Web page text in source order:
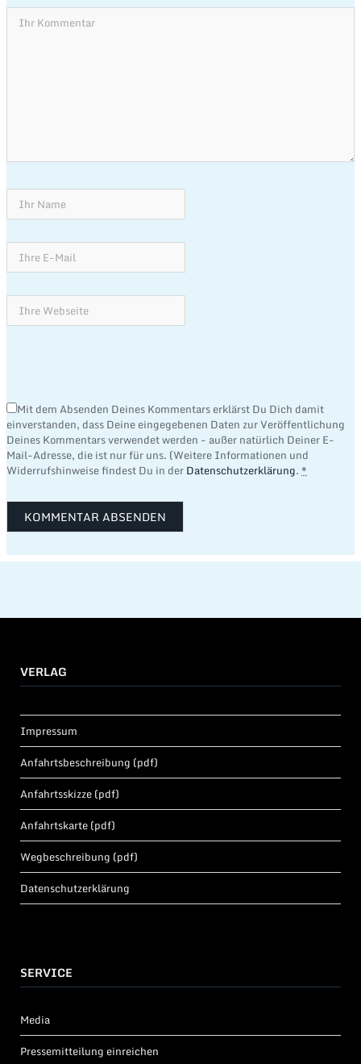
Mit dem Absenden Deines Kommentars erklärst Du Dich damit
einverstanden, dass Deine eingegebenen Daten zur Veröffentlichung
Deines Kommentars verwendet werden - außer natürlich Deiner E-
Mail-Adresse, die ist nur für uns. (Weitere Informationen und
Widerrufshinweise findest Du in derDatenschutzerklärung.*
VERLAG
Impressum
Anfahrtsbeschreibung (pdf)
Anfahrtsskizze (pdf)
Anfahrtskarte (pdf)
Wegbeschreibung (pdf)
Datenschutzerklärung
SERVICE
Media
Pressemitteilung einreichen